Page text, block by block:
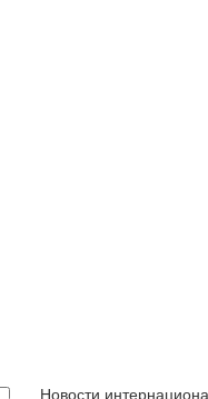
Новости